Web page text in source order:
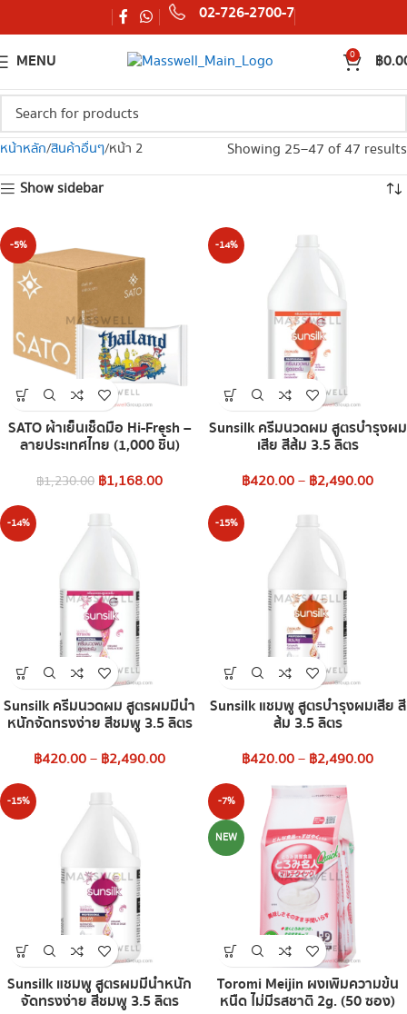
02-726-2700-7
MENU 0 ฿
หน้าหลัก สินค้าอื่นๆ หน้า 2
Showing 25–47 of 47 results
Show sidebar
-5%
SATO ผ้าเย็นเช็ดมือ Hi-Fresh –
ลายประเทศไทย (1,000 ชิ้น)
฿1,230.00 ฿1,168.00
-14%
Sunsilk ครีมนวดผม สูตรบำรุงผม
เสีย สีส้ม 3.5 ลิตร
฿420.00– ฿2,490.00
-14%
Sunsilk ครีมนวดผม สูตรผมมีน้ำ
หนักจัดทรงง่าย สีชมพู 3.5 ลิตร
฿420.00– ฿2,490.00
-15%
Sunsilk แชมพู สูตรบำรุงผมเสีย สี
ส้ม 3.5 ลิตร
฿420.00– ฿2,490.00
-15%
Sunsilk แชมพู สูตรผมมีน้ำหนัก
จัดทรงง่าย สีชมพู 3.5 ลิตร
-7%
NEW
Toromi Meijin ผงเพิ่มความข้น
หนืด ไม่มีรสชาติ 2g. (50 ซอง)